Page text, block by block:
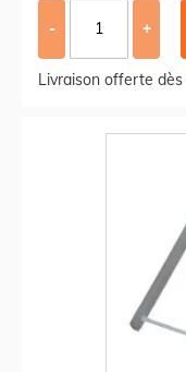
- +
Livraison offerte dès